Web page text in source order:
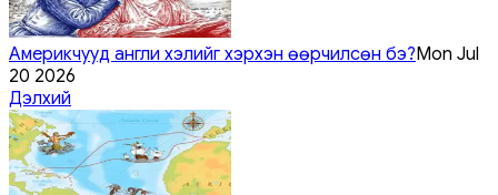
Америкчууд англи хэлийг хэрхэн өөрчилсөн бэ?Mon Jul
20 2026
Дэлхий